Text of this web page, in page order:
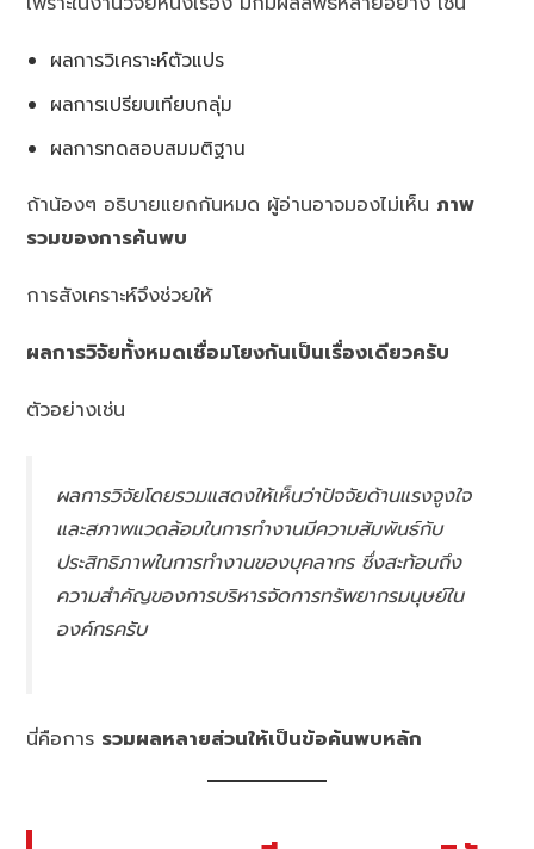
ผลการวิเคราะห์ตัวแปร
ผลการเปรียบเทียบกลุ่ม
ผลการทดสอบสมมติฐาน
ถ้าน้องๆ อธิบายแยกกันหมด ผู้อ่านอาจมองไม่เห็น ภาพ
รวมของการค้นพบ
การสังเคราะห์จึงช่วยให้
ผลการวิจัยทั้งหมดเชื่อมโยงกันเป็นเรื่องเดียวครับ
ตัวอย่างเช่น
ผลการวิจัยโดยรวมแสดงให้เห็นว่าปัจจัยด้านแรงจูงใจ
และสภาพแวดล้อมในการทำงานมีความสัมพันธ์กับ
ประสิทธิภาพในการทำงานของบุคลากร ซึ่งสะท้อนถึง
ความสำคัญของการบริหารจัดการทรัพยากรมนุษย์ใน
องค์กรครับ
นี่คือการ รวมผลหลายส่วนให้เป็นข้อค้นพบหลัก